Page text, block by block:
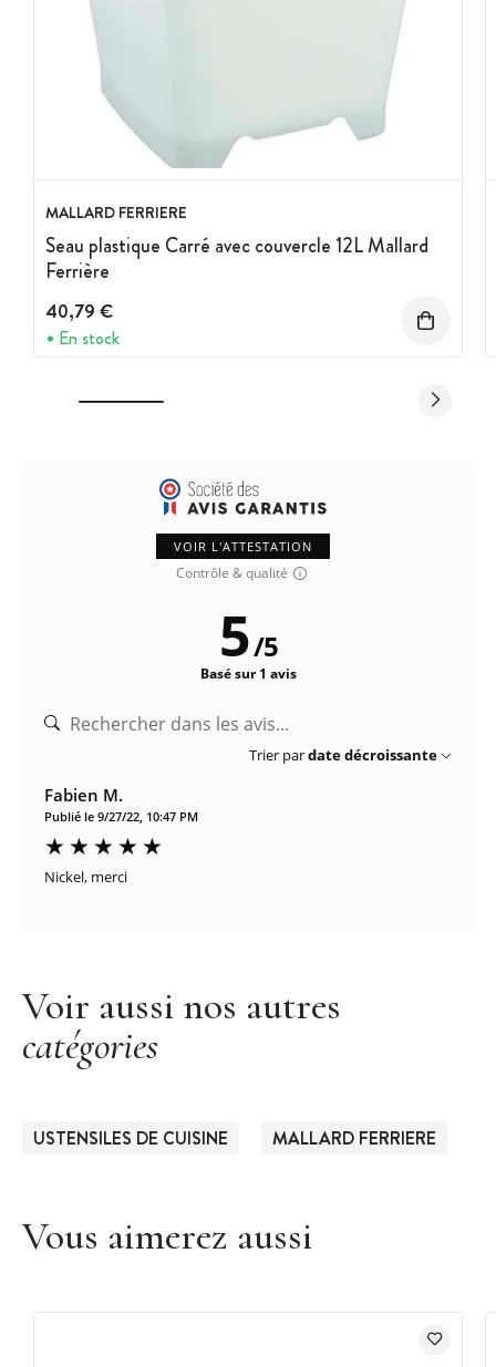
MALLARD FERRIERE
Seau plastique Carré avec couvercle 12L Mallard
Ferrière
40,79 €
En stock
VOIR L'ATTESTATION
Contrôle & qualité
5/5
Basé sur 1 avis
Trier pardate décroissante
Fabien M.
Publié le 9/27/22, 10:47 PM
Nickel, merci
Voir aussi nos autres
catégories
USTENSILES DE CUISINE MALLARD FERRIERE
Vous aimerez aussi